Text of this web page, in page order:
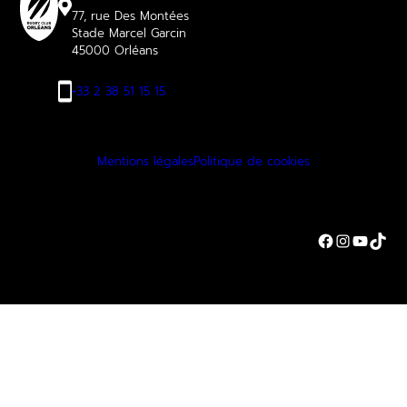
77, rue Des Montées
Stade Marcel Garcin
45000 Orléans
+33 2 38 51 15 15
Mentions légalesPolitique de cookies
Facebook